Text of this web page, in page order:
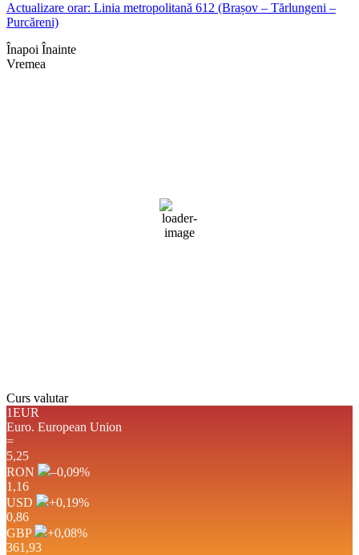
Actualizare orar: Linia metropolitană 612 (Brașov – Tărlungeni –
Purcăreni)
Înapoi Înainte
Vremea
69 %
1019 mb
4 mph
Rafală vânturi:
Curs valutar
1EUR
Euro. European Union
=
5,25
RON
–0,09%
1,16
USD
+0,19%
0,86
GBP
+0,08%
361,93